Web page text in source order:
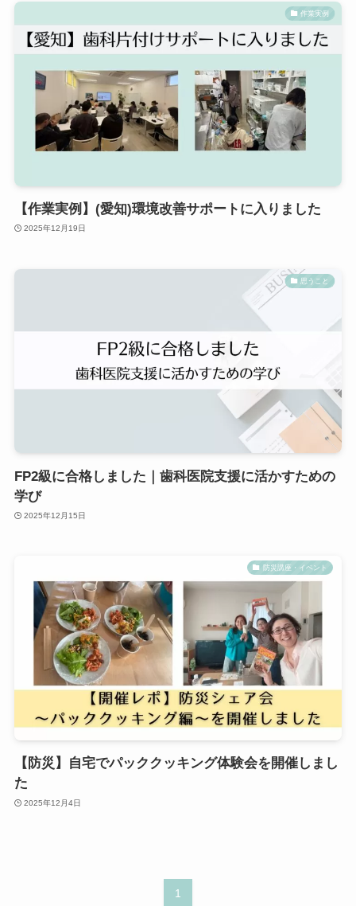
作業実例
【作業実例】(愛知)環境改善サポートに入りました
2025年12月19日
思うこと
FP2級に合格しました｜歯科医院支援に活かすための
学び
2025年12月15日
防災講座・イベント
【防災】自宅でパッククッキング体験会を開催しまし
た
2025年12月4日
1